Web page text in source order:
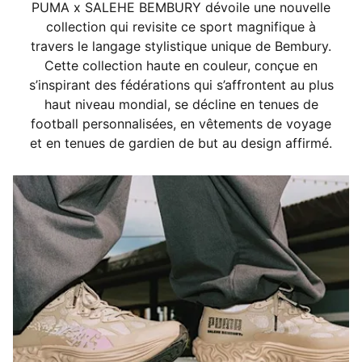
Poches : Poches latérales et poche arrière passepoilée
à fermeture éclair
PUMA x SALEHE BEMBURY dévoile une nouvelle
collection qui revisite ce sport magnifique à
travers le langage stylistique unique de Bembury.
Cette collection haute en couleur, conçue en
s’inspirant des fédérations qui s’affrontent au plus
haut niveau mondial, se décline en tenues de
football personnalisées, en vêtements de voyage
et en tenues de gardien de but au design affirmé.